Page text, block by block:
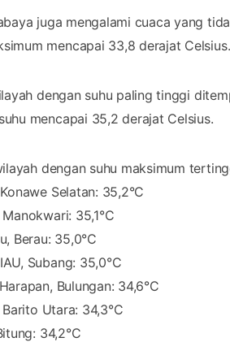
juga mengalami cuaca yang
mencapai 33,8 derajat Celsius.
dengan suhu paling tinggi
mencapai 35,2 derajat Celsius.
dengan suhu maksimum
Selatan: 35,2°C
35,1°C
Berau: 35,0°C
Subang: 35,0°C
Bulungan: 34,6°C
Utara: 34,3°C
34,2°C